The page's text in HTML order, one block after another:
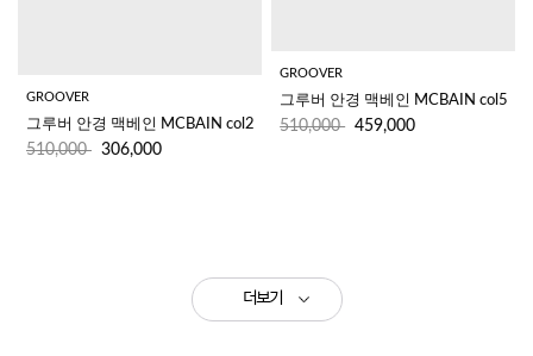
GROOVER
그루버 안경 맥베인 MCBAIN col2
510,000 306,000
GROOVER
그루버 안경 맥베인 MCBAIN col5
510,000 459,000
더보기